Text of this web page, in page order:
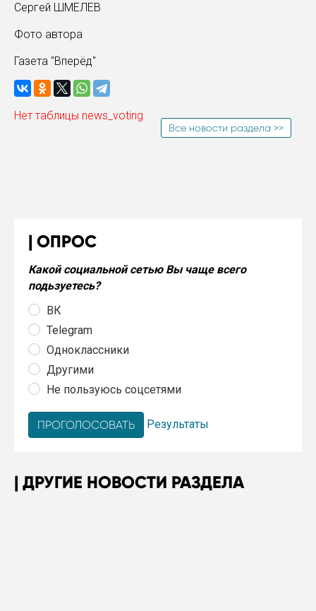
Сергей ШМЕЛЕВ
Фото автора
Газета "Вперёд"
Нет таблицы news_voting
Все новости раздела >>
ОПРОС
Какой социальной сетью Вы чаще всего
подьзуетесь?
ВК
Telegram
Одноклассники
Другими
Не пользуюсь соцсетями
Результаты
ДРУГИЕ НОВОСТИ РАЗДЕЛА